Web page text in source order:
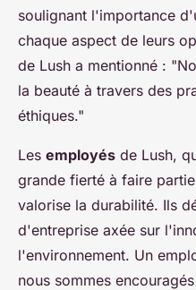
soulignant l'importance
chaque aspect de leurs
de Lush a mentionné :
la beauté à travers des
éthiques."
Les employés de Lush,
grande fierté à faire
valorise la durabilité. Ils
d'entreprise axée sur
l'environnement. Un
nous sommes